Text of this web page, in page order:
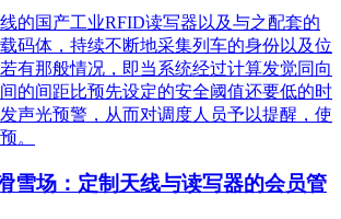
的国产工业RFID读写器以及与之配套的
码体，持续不断地采集列车的身份以及位
有那般情况，即当系统经过计算发觉同向
的间距比预先设定的安全阈值还要低的时
声光预警，从而对调度人员予以提醒，使
。
雪场：定制天线与读写器的会员管